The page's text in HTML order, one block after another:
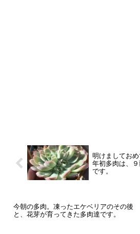
明けましてお
年初多肉は、
です。
今朝の多肉。凍ったエケベリアのその後
と、花芽が育ってきた多肉達です。